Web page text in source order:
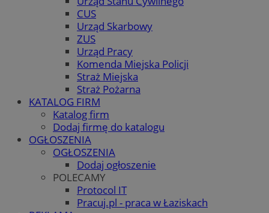
CUS
Urząd Skarbowy
ZUS
Urząd Pracy
Komenda Miejska Policji
Straż Miejska
Straż Pożarna
KATALOG FIRM
Katalog firm
Dodaj firmę do katalogu
OGŁOSZENIA
OGŁOSZENIA
Dodaj ogłoszenie
POLECAMY
Protocol IT
Pracuj.pl - praca w Łaziskach